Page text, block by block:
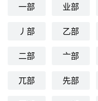
一部 业部
丿部 乙部
二部 亠部
兀部 先部